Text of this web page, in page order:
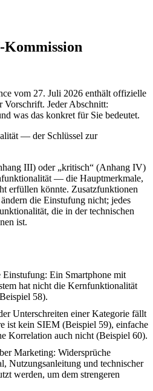
Kommission
vom 27. Juli 2026 enthält offizielle
Vorschrift. Jeder Abschnitt:
was das konkret für Sie bedeutet.
— der Schlüssel zur
III) oder „kritisch“ (Anhang IV)
— die Hauptmerkmale,
erfüllen könnte. Zusatzfunktionen
die Einstufung nicht; jedes
die in der technischen
ist.
Einstufung: Ein Smartphone mit
hat nicht die Kernfunktionalität
58).
Unterschreiten einer Kategorie fällt
ist kein SIEM (Beispiel 59), einfache
Korrelation auch nicht (Beispiel 60).
Marketing: Widersprüche
Nutzungsanleitung und technischer
werden, um dem strengeren